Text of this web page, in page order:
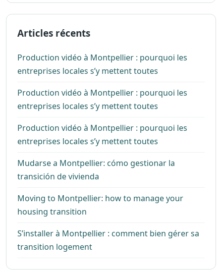
Articles récents
Production vidéo à Montpellier : pourquoi les
entreprises locales s’y mettent toutes
Production vidéo à Montpellier : pourquoi les
entreprises locales s’y mettent toutes
Production vidéo à Montpellier : pourquoi les
entreprises locales s’y mettent toutes
Mudarse a Montpellier: cómo gestionar la
transición de vivienda
Moving to Montpellier: how to manage your
housing transition
S’installer à Montpellier : comment bien gérer sa
transition logement